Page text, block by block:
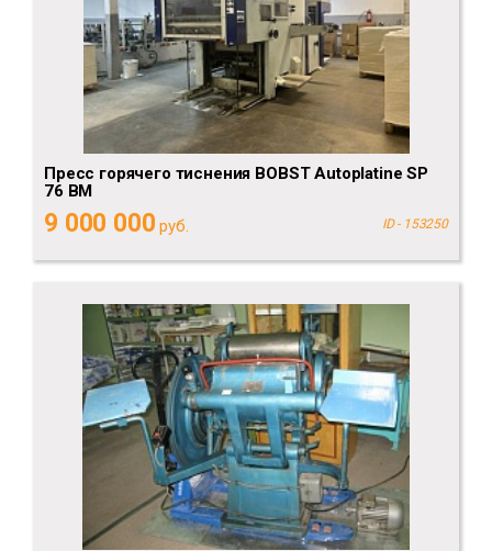
Пресс горячего тиснения BOBST Autoplatine SP
76 BM
9 000 000 руб. ID - 153250